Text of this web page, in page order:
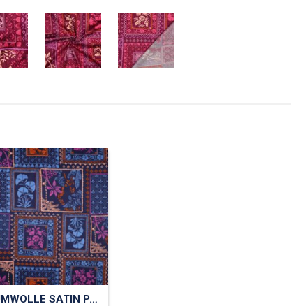
BAUMWOLLE SATIN PATCHWORK BLUMEN